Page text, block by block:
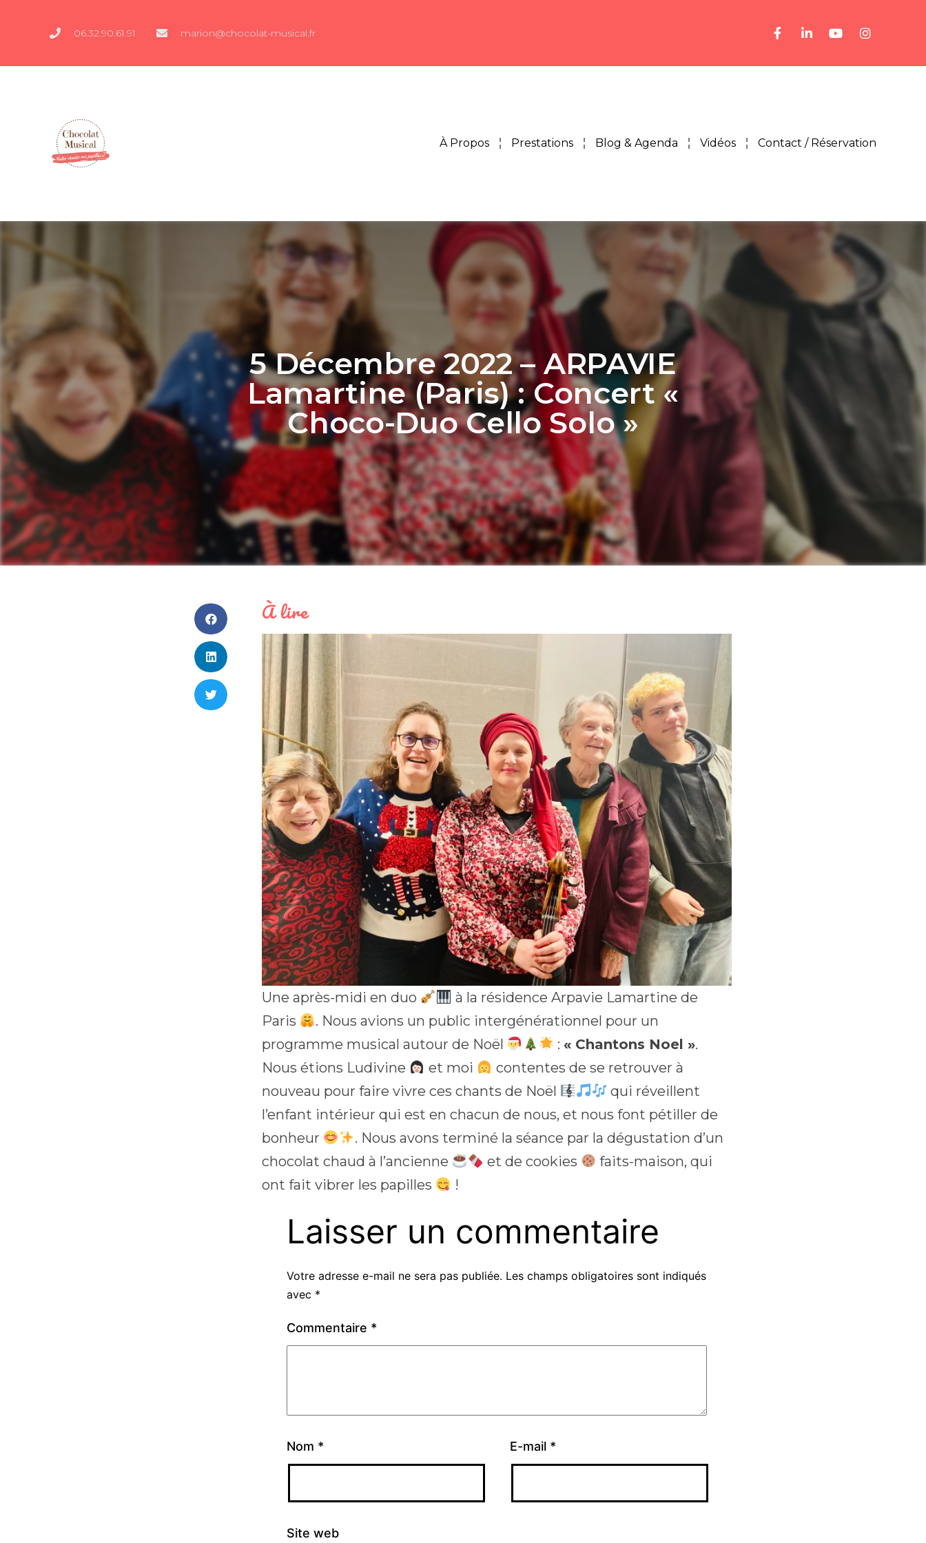
06.32.90.61.91 marion@chocolat-musical.fr
À Propos Prestations Blog & Agenda Vidéos Contact / Réservation
5 Décembre 2022 – ARPAVIE
Lamartine (Paris) : Concert «
Choco-Duo Cello Solo »
À lire
Une après-midi en duo
à la résidence Arpavie Lamartine de
Paris
. Nous avions un public intergénérationnel pour un
programme musical autour de Noël
: « Chantons Noel ».
Nous étions Ludivine
et moi
contentes de se retrouver à
nouveau pour faire vivre ces chants de Noël
qui réveillent
l’enfant intérieur qui est en chacun de nous, et nous font pétiller de
bonheur
. Nous avons terminé la séance par la dégustation d’un
chocolat chaud à l’ancienne
et de cookies
faits-maison, qui
ont fait vibrer les papilles
!
Laisser un commentaire
Votre adresse e-mail ne sera pas publiée. Les champs obligatoires sont indiqués
avec *
Commentaire *
Nom * E-mail *
Site web